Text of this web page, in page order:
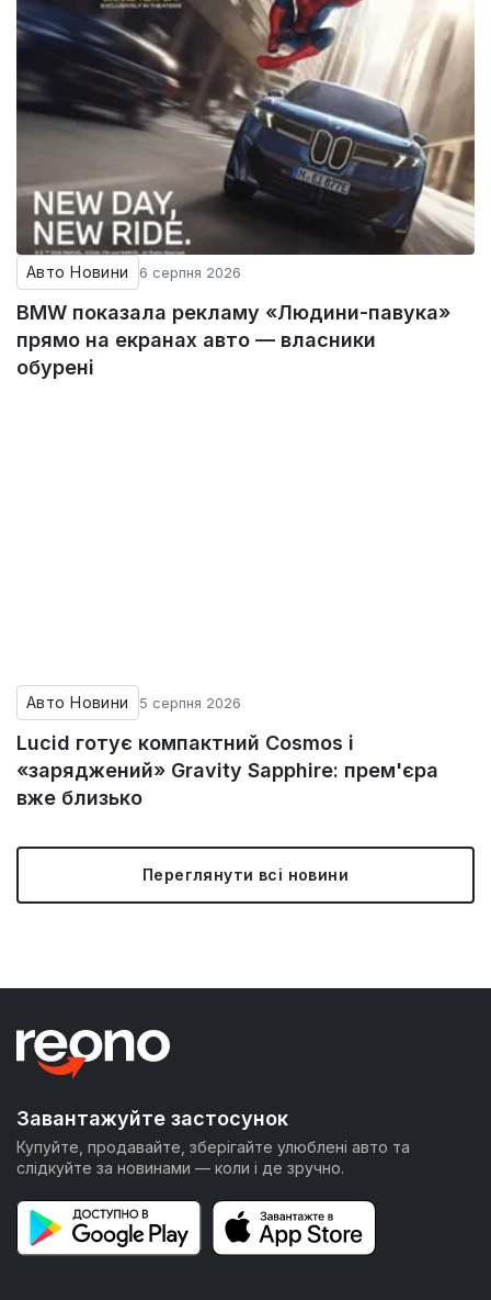
Авто Новини 6 серпня 2026
BMW показала рекламу «Людини-павука»
прямо на екранах авто — власники
обурені
Авто Новини 5 серпня 2026
Lucid готує компактний Cosmos і
«заряджений» Gravity Sapphire: прем'єра
вже близько
Переглянути всі новини
Завантажуйте застосунок
Купуйте, продавайте, зберігайте улюблені авто та
слідкуйте за новинами — коли і де зручно.